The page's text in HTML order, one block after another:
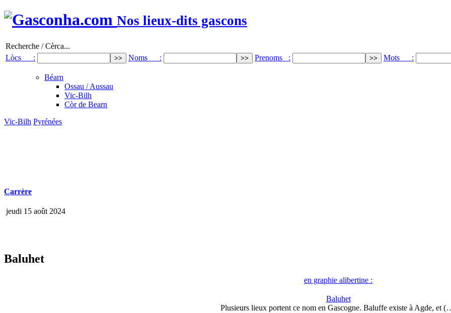
Nos lieux-dits gascons
Recherche / Cèrca...
Lòcs :
Noms : Prenoms : Mots :
Béarn
Ossau / Aussau
Vic-Bilh
Còr de Bearn
Vic-Bilh Pyrénées
Carrère
jeudi 15 août 2024
Baluhet
en graphie alibertine :
Baluhet
Plusieurs lieux portent ce nom en Gascogne. Baluffe existe à Agde, et